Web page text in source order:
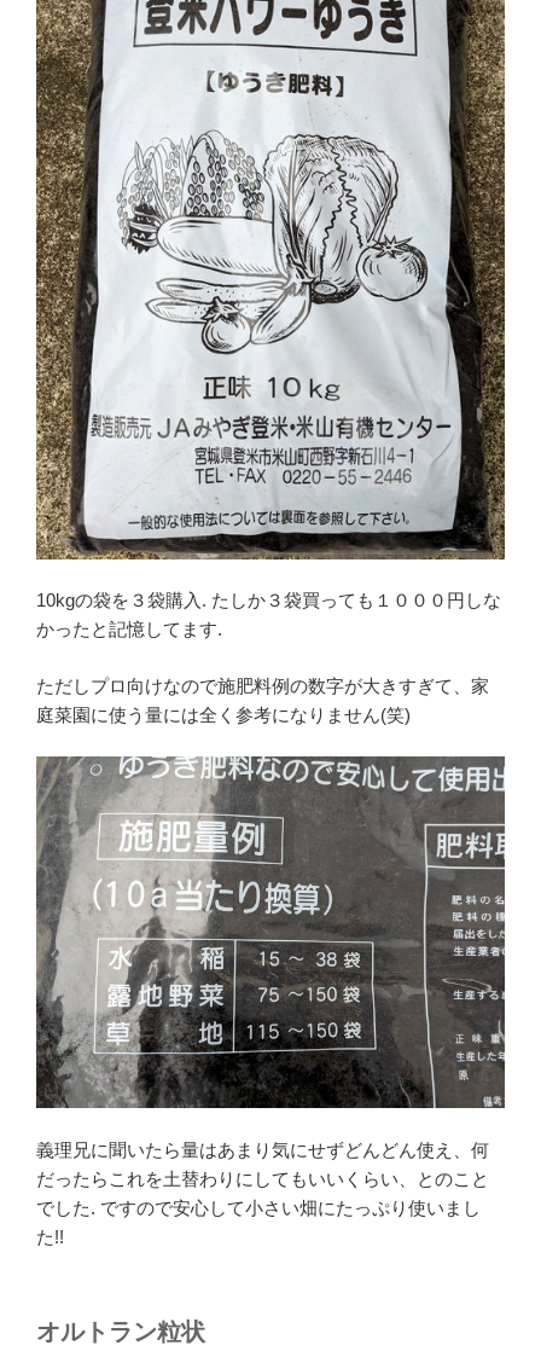
10kgの袋を３袋購入. たしか３袋買っても１０００円しな
かったと記憶してます.
ただしプロ向けなので施肥料例の数字が大きすぎて、家
庭菜園に使う量には全く参考になりません(笑)
義理兄に聞いたら量はあまり気にせずどんどん使え、何
だったらこれを土替わりにしてもいいくらい、とのこと
でした. ですので安心して小さい畑にたっぷり使いまし
た!!
オルトラン粒状